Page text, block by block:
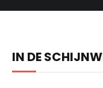
IN DE